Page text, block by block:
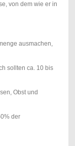
von dem wie er in
ausmachen,
sollten ca. 10 bis
Obst und
der